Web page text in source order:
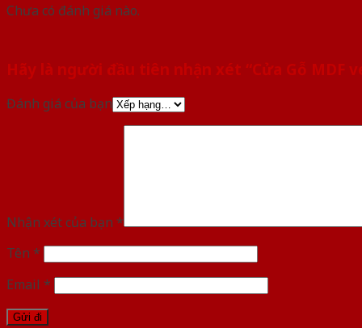
Chưa có đánh giá nào.
Hãy là người đầu tiên nhận xét “Cửa Gỗ MDF
Đánh giá của bạn
Nhận xét của bạn *
Tên *
Email *